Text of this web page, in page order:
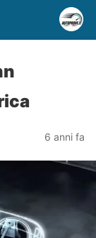
6 anni fa